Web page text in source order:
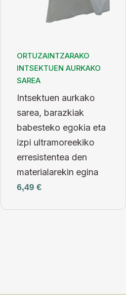
ORTUZAINTZARAKO
INTSEKTUEN AURKAKO
SAREA
Intsektuen aurkako
sarea, barazkiak
babesteko egokia eta
izpi ultramoreekiko
erresistentea den
materialarekin egina
6,49€